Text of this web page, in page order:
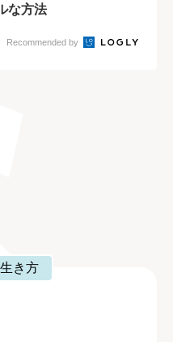
な方法
Recommended by
生き方